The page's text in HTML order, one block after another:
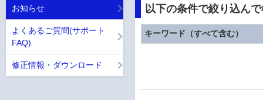
以下の条件で絞り込ん
キーワード（すべて含む）
お知らせ
よくあるご質問(サポート
FAQ)
修正情報・ダウンロード